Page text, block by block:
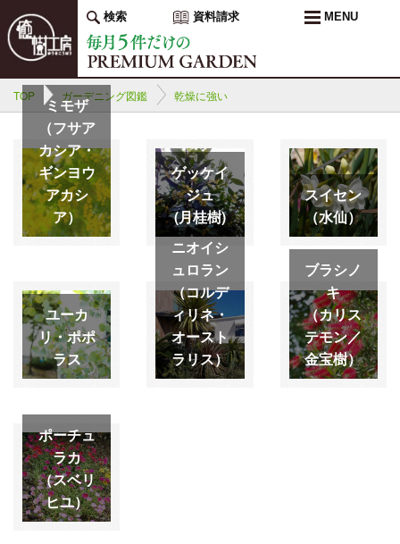
検索 資料請求 MENU
TOP ガーデニング図鑑 乾燥に強い
ミモザ
（フサア
カシア・
ギンヨウ
アカシ
ア）
ゲッケイ
ジュ
(月桂樹)
スイセン
（水仙）
ユーカ
リ・ポポ
ラス
ニオイシ
ュロラン
（コルデ
ィリネ・
オースト
ラリス）
ブラシノ
キ
（カリス
テモン／
金宝樹）
ポーチュ
ラカ
（スベリ
ヒユ）